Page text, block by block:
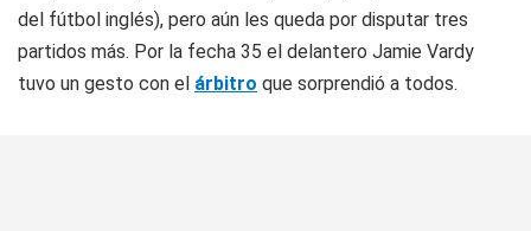
del fútbol inglés), pero aún les queda por disputar tres
partidos más. Por la fecha 35 el delantero Jamie Vardy
tuvo un gesto con el árbitro que sorprendió a todos.